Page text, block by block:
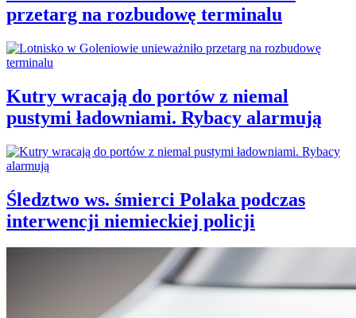
przetarg na rozbudowę terminalu
Kutry wracają do portów z niemal
pustymi ładowniami. Rybacy alarmują
Śledztwo ws. śmierci Polaka podczas
interwencji niemieckiej policji